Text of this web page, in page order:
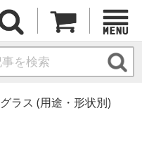
グラス (用途・形状別)